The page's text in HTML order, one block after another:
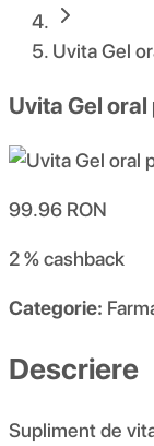
Uvita Gel
Uvita Gel
99.96 RON
2 %cashback
Categorie:
Descriere
Supliment de